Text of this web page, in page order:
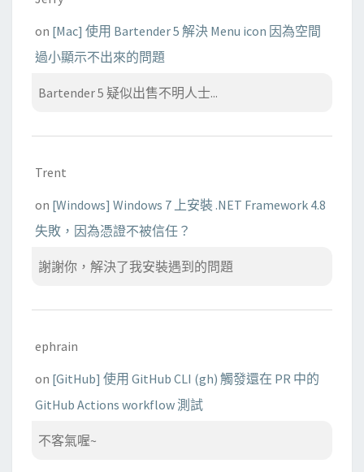
on [Mac] 使用 Bartender 5 解決 Menu icon 因為空間
過小顯示不出來的問題
Bartender 5 疑似出售不明人士...
Trent
on [Windows] Windows 7 上安裝 .NET Framework 4.8
失敗，因為憑證不被信任？
謝謝你，解決了我安裝遇到的問題
ephrain
on [GitHub] 使用 GitHub CLI (gh) 觸發還在 PR 中的
GitHub Actions workflow 測試
不客氣喔~